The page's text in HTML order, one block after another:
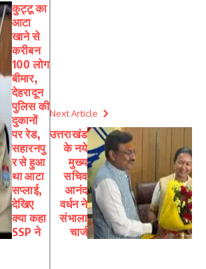
कुट्टू का
आटा
खाने से
करीबन
100 लोग
बीमार,
देहरादून
पुलिस की
दुकानों
पर रेड,
सहारनपु
र से हुआ
था आटा
सप्लाई,
देखिए
क्या कहा
SSP ने
Next Article
उत्तराखंड
के नये
मुख्य
सचिव
आनंद
वर्धन ने
संभाला
चार्ज